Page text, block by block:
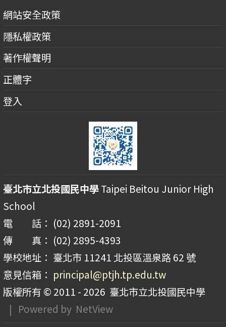
網站安全政策
隱私權政策
著作權聲明
正體字
登入
臺北市立北投國民中學Taipei Beitou Junior High
School
電 話： (02) 2891-2091
傳 真： (02) 2895-4393
學校地址： 臺北市 11241 北投區溫泉路 62 號
意見信箱： principal@ptjh.tp.edu.tw
版權所有 © 2011 - 2026 臺北市立北投國民中學
| Powered by NetView